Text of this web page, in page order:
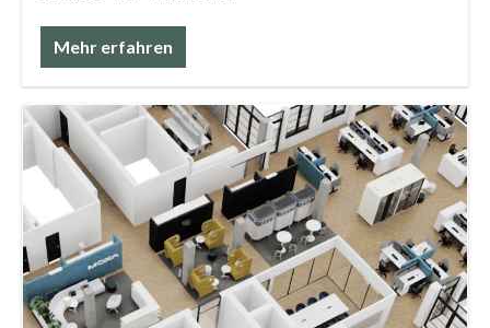
Mehr erfahren